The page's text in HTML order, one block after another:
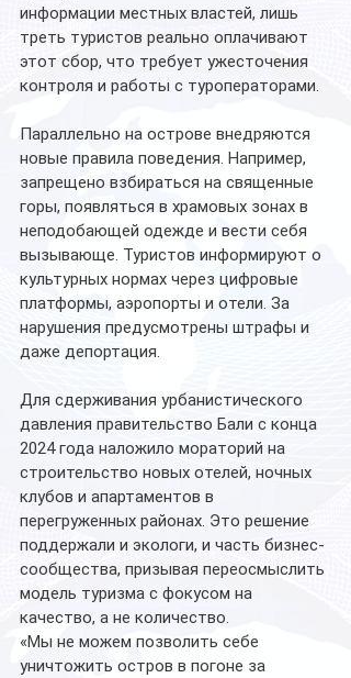
информации местных властей, лишь
треть туристов реально оплачивают
этот сбор, что требует ужесточения
контроля и работы с туроператорами.
Параллельно на острове внедряются
новые правила поведения. Например,
запрещено взбираться на священные
горы, появляться в храмовых зонах в
неподобающей одежде и вести себя
вызывающе. Туристов информируют о
культурных нормах через цифровые
платформы, аэропорты и отели. За
нарушения предусмотрены штрафы и
даже депортация.
Для сдерживания урбанистического
давления правительство Бали с конца
2024 года наложило мораторий на
строительство новых отелей, ночных
клубов и апартаментов в
перегруженных районах. Это решение
поддержали и экологи, и часть бизнес-
сообщества, призывая переосмыслить
модель туризма с фокусом на
качество, а не количество.
«Мы не можем позволить себе
уничтожить остров в погоне за